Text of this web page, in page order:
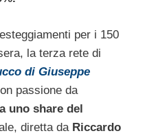
per i 150
la terza rete di
di Giuseppe
passione da
uno share del
diretta da Riccardo